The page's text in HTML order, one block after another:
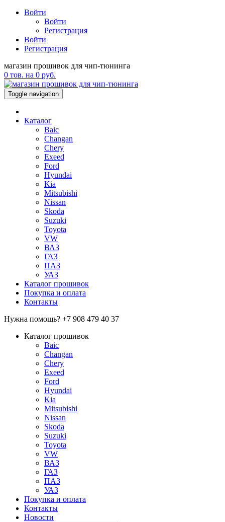
Войти
Войти
Регистрация
Войти
Регистрация
магазин прошивок для чип-тюнинга
0 тов. на 0 руб.
Toggle navigation
Каталог
Baic
Changan
Chery
Exeed
Ford
Hyundai
Kia
Mitsubishi
Nissan
Skoda
Suzuki
Toyota
VW
ВАЗ
ГАЗ
ПАЗ
УАЗ
Каталог прошивок
Покупка и оплата
Контакты
Нужна помощь? +7 908 479 40 37
Каталог прошивок
Baic
Changan
Chery
Exeed
Ford
Hyundai
Kia
Mitsubishi
Nissan
Skoda
Suzuki
Toyota
VW
ВАЗ
ГАЗ
ПАЗ
УАЗ
Покупка и оплата
Контакты
Новости